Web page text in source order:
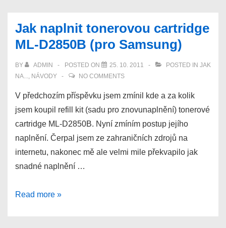
datum
nebo
čas
dokumentu
Open
Jak naplnit tonerovou cartridge
ML-D2850B (pro Samsung)
BY ADMIN POSTED ON 25. 10. 2011 POSTED IN JAK
NA..., NÁVODY NO COMMENTS
V předchozím příspěvku jsem zmínil kde a za kolik
jsem koupil refill kit (sadu pro znovunaplnění) tonerové
cartridge ML-D2850B. Nyní zmíním postup jejího
naplnění. Čerpal jsem ze zahraničních zdrojů na
internetu, nakonec mě ale velmi mile překvapilo jak
snadné naplnění …
Jak
Read more »